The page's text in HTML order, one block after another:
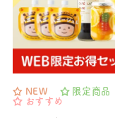
NEW
限定商品
おすすめ